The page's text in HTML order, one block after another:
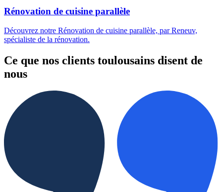
Rénovation de cuisine parallèle
Découvrez notre Rénovation de cuisine parallèle, par Reneuv,
spécialiste de la rénovation.
Ce que nos clients toulousains disent de
nous